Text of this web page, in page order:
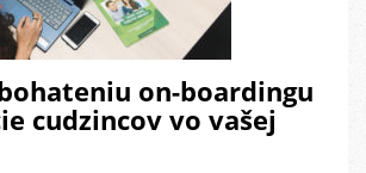
on-boardingu
cudzincov vo vašej